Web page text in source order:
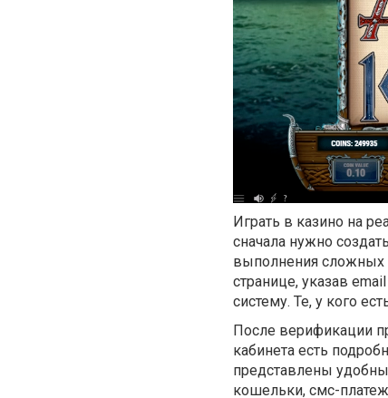
Играть в казино на
сначала нужно
выполнения сложных
странице, указав
систему. Те, у кого
После верификации
кабинета есть
представлены
кошельки, смс-